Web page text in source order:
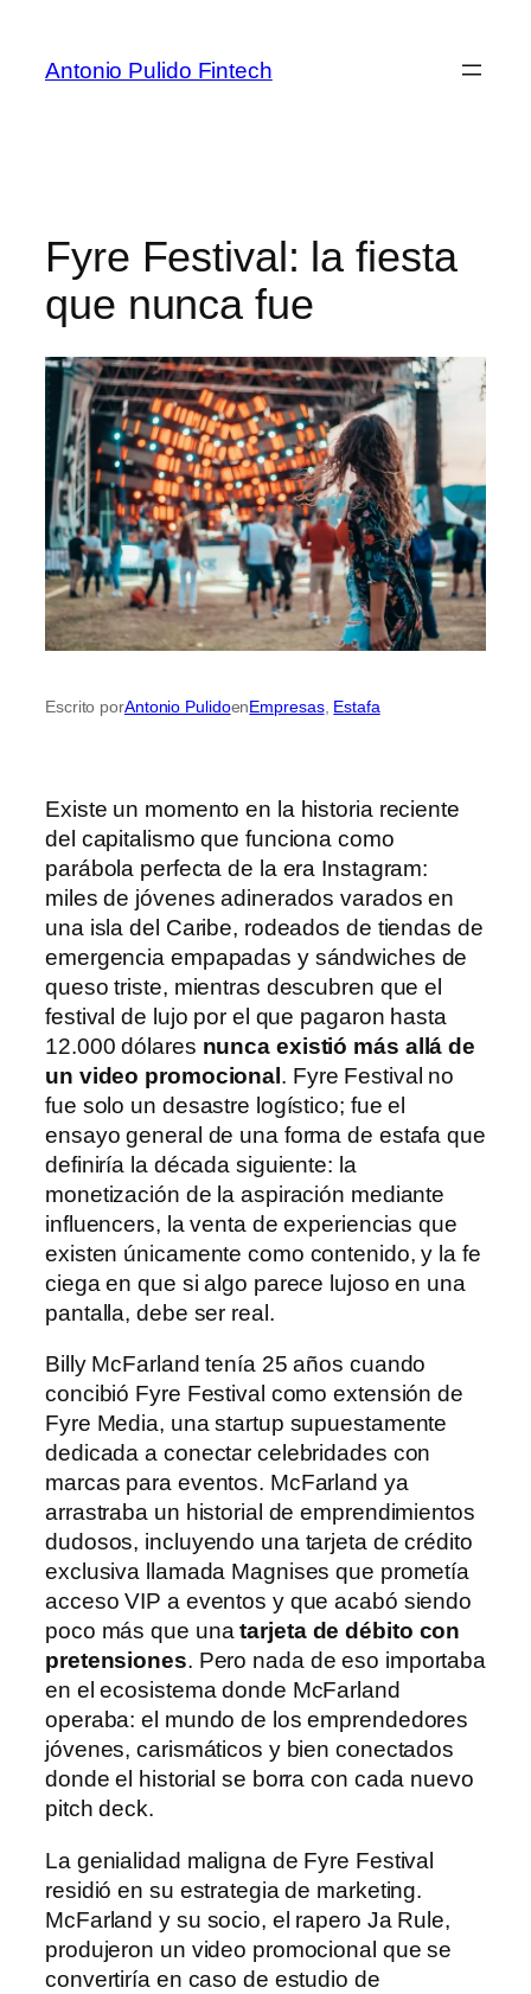
Antonio Pulido Fintech
Fyre Festival: la fiesta
que nunca fue
Escrito porAntonio PulidoenEmpresas, Estafa
Existe un momento en la historia reciente
del capitalismo que funciona como
parábola perfecta de la era Instagram:
miles de jóvenes adinerados varados en
una isla del Caribe, rodeados de tiendas de
emergencia empapadas y sándwiches de
queso triste, mientras descubren que el
festival de lujo por el que pagaron hasta
12.000 dólares nunca existió más allá de
un video promocional . Fyre Festival no
fue solo un desastre logístico; fue el
ensayo general de una forma de estafa que
definiría la década siguiente: la
monetización de la aspiración mediante
influencers, la venta de experiencias que
existen únicamente como contenido, y la fe
ciega en que si algo parece lujoso en una
pantalla, debe ser real.
Billy McFarland tenía 25 años cuando
concibió Fyre Festival como extensión de
Fyre Media, una startup supuestamente
dedicada a conectar celebridades con
marcas para eventos. McFarland ya
arrastraba un historial de emprendimientos
dudosos, incluyendo una tarjeta de crédito
exclusiva llamada Magnises que prometía
acceso VIP a eventos y que acabó siendo
poco más que unatarjeta de débito con
pretensiones. Pero nada de eso importaba
en el ecosistema donde McFarland
operaba: el mundo de los emprendedores
jóvenes, carismáticos y bien conectados
donde el historial se borra con cada nuevo
pitch deck.
La genialidad maligna de Fyre Festival
residió en su estrategia de marketing.
McFarland y su socio, el rapero Ja Rule,
produjeron un video promocional que se
convertiría en caso de estudio de